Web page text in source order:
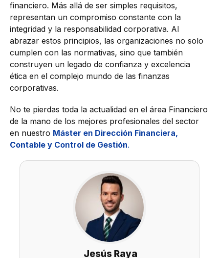
financiero. Más allá de ser simples requisitos,
representan un compromiso constante con la
integridad y la responsabilidad corporativa. Al
abrazar estos principios, las organizaciones no solo
cumplen con las normativas, sino que también
construyen un legado de confianza y excelencia
ética en el complejo mundo de las finanzas
corporativas.
No te pierdas toda la actualidad en el área Financiero
de la mano de los mejores profesionales del sector
en nuestro Máster en Dirección Financiera,
Contable y Control de Gestión.
Jesús Raya